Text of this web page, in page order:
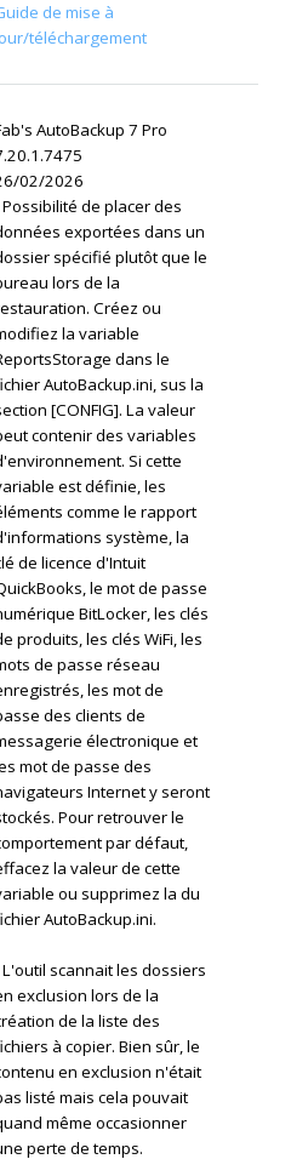
de mise à
téléchargement
AutoBackup 7 Pro
02/2026
Possibilité de placer des
exportées dans un
spécifié plutôt que le
lors de la
Créez ou
la variable
dans le
AutoBackup.ini, sus la
[CONFIG]. La valeur
contenir des variables
Si cette
est définie, les
comme le rapport
système, la
de licence d'Intuit
le mot de passe
BitLocker, les clés
produits, les clés WiFi, les
de passe réseau
les mot de
des clients de
électronique et
mot de passe des
Internet y seront
Pour retrouver le
par défaut,
la valeur de cette
ou supprimez la du
AutoBackup.ini.
L'outil scannait les dossiers
exclusion lors de la
de la liste des
à copier. Bien sûr, le
en exclusion n'était
listé mais cela pouvait
même occasionner
perte de temps.